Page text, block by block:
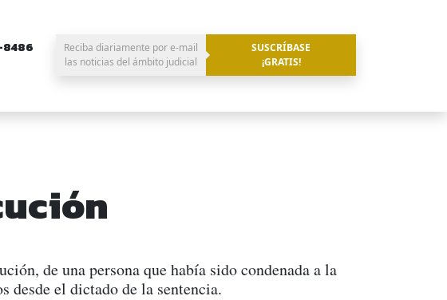
8486
Reciba diariamente por e-mail
las noticias del ámbito judicial
SUSCRÍBASE
¡GRATIS!
de una persona que había sido condenada a la
desde el dictado de la sentencia.